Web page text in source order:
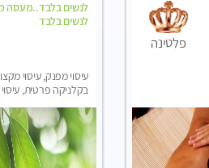
פלטינה
לנשים בלבד..מעסה
לנשים בלבד
עיסוי מפנק, עיסוי
בקלניקה פרטית,
בלבד